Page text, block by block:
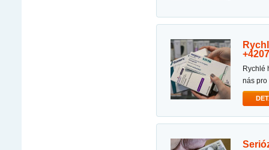
rychlé hubnutí s mounjaro, ozempic, wegovy, saxenda whatsapp:
rychlé hubnutí s mounjaro, ozempic, wegovy, saxenda whatsapp: +420739192554 kontaktujte
nás